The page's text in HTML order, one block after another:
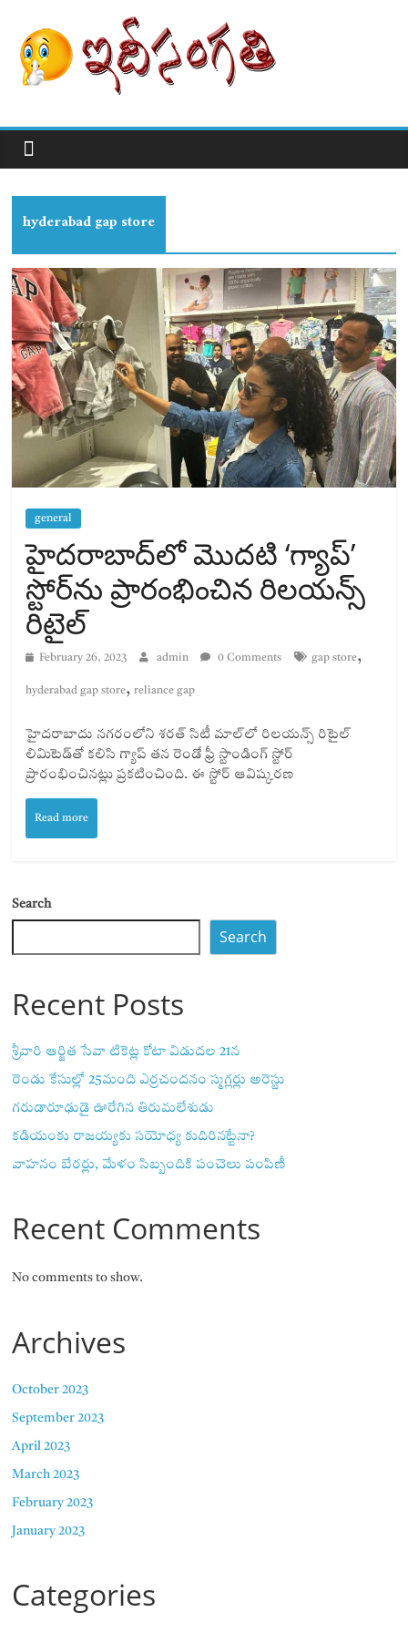
hyderabad gap store
general
హైదరాబాద్‌లో మొదటి ‘గ్యాప్’
స్టోర్‌ను ప్రారంభించిన రిలయన్స్
రిటైల్
February 26, 2023 admin 0 Comments gap store,
hyderabad gap store,reliance gap
హైదరాబాదు న‌గ‌రంలోని శ‌ర‌త్ సిటీ మాల్‌లో రిల‌య‌న్స్ రిటైల్
లిమిటెడ్‌తో క‌లిసి గ్యాప్‌ త‌న రెండో ఫ్రీ స్టాండింగ్ స్టోర్
ప్రారంభించిన‌ట్లు ప్ర‌క‌టించింది. ఈ స్టోర్ ఆవిష్క‌ర‌ణ
Read more
Search
Search
Recent Posts
శ్రీవారి ఆర్జిత సేవా టికెట్ల కోటా విడుదల 21న
రెండు కేసుల్లో 25మంది ఎర్రచందనం స్మగ్లర్లు అరెస్టు
గరుడారూఢుడై ఊరేగిన తిరుమలేశుడు
కడియంకు రాజయ్యకు సయోధ్య కుదిరినట్టేనా?
వాహ‌నం బేర‌ర్లు, మేళం సిబ్బందికి పంచెలు పంపిణీ
Recent Comments
No comments to show.
Archives
October 2023
September 2023
April 2023
March 2023
February 2023
January 2023
Categories